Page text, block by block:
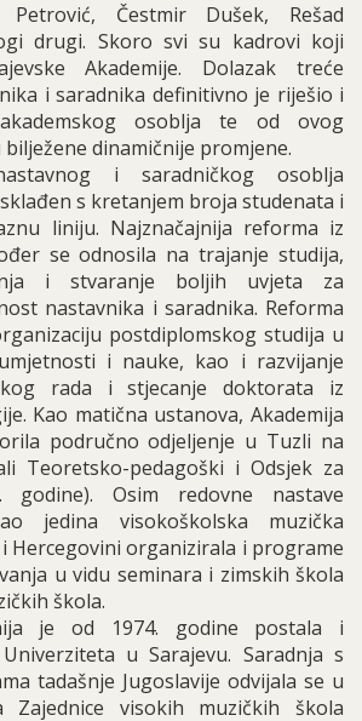
Petrović, Čestmir Dušek, Rešad
drugi. Skoro svi su kadrovi koji
Akademije. Dolazak treće
i saradnika definitivno je riješio i
osoblja te od ovog
dinamičnije promjene.
i saradničkog osoblja
s kretanjem broja studenata i
liniju. Najznačajnija reforma iz
se odnosila na trajanje studija,
i stvaranje boljih uvjeta za
nastavnika i saradnika. Reforma
postdiplomskog studija u
i nauke, kao i razvijanje
rada i stjecanje doktorata iz
Kao matična ustanova, Akademija
područno odjeljenje u Tuzli na
Teoretsko-pedagoški i Odsjek za
godine). Osim redovne nastave
jedina visokoškolska muzička
Hercegovini organizirala i programe
u vidu seminara i zimskih škola
škola.
je od 1974. godine postala i
u Sarajevu. Saradnja s
tadašnje Jugoslavije odvijala se u
Zajednice visokih muzičkih škola